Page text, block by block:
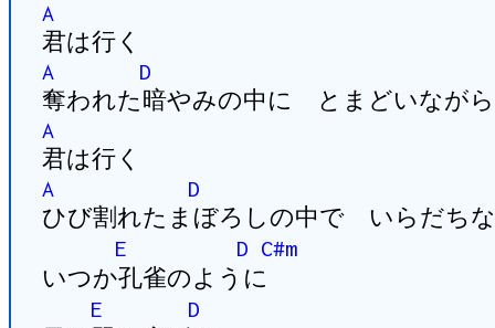
A
君は行く
A
D
奪われた暗やみの中に とまどいながら
A
君は行く
A
D
ひび割れたまぼろしの中で いらだち
E
D C#m
いつか孔雀のように
E
D